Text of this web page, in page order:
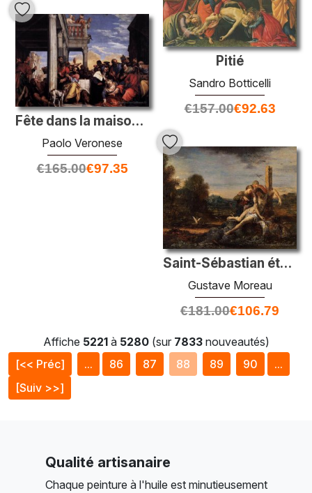
Pitié
Sandro Botticelli
€157.00€92.63
Fête dans la maison de Simon
Paolo Veronese
€165.00€97.35
Saint-Sébastian étant attendu par des femmes saints
Gustave Moreau
€181.00€106.79
Affiche 5221à 5280(sur 7833nouveautés)
[<< Préc]
... 86 87 88 89 90
...
[Suiv >>]
Qualité artisanaire
Chaque peinture à l'huile est minutieusement